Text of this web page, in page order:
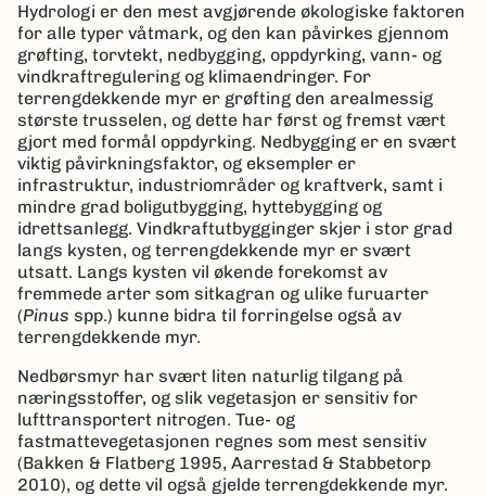
Hydrologi er den mest avgjørende økologiske faktoren
for alle typer våtmark, og den kan påvirkes gjennom
grøfting, torvtekt, nedbygging, oppdyrking, vann- og
vindkraftregulering og klimaendringer. For
terrengdekkende myr er grøfting den arealmessig
største trusselen, og dette har først og fremst vært
gjort med formål oppdyrking. Nedbygging er en svært
viktig påvirkningsfaktor, og eksempler er
infrastruktur, industriområder og kraftverk, samt i
mindre grad boligutbygging, hyttebygging og
idrettsanlegg. Vindkraftutbygginger skjer i stor grad
langs kysten, og terrengdekkende myr er svært
utsatt. Langs kysten vil økende forekomst av
fremmede arter som sitkagran og ulike furuarter
(Pinus spp.) kunne bidra til forringelse også av
terrengdekkende myr.
Nedbørsmyr har svært liten naturlig tilgang på
næringsstoffer, og slik vegetasjon er sensitiv for
lufttransportert nitrogen. Tue- og
fastmattevegetasjonen regnes som mest sensitiv
(Bakken & Flatberg 1995, Aarrestad & Stabbetorp
2010), og dette vil også gjelde terrengdekkende myr.